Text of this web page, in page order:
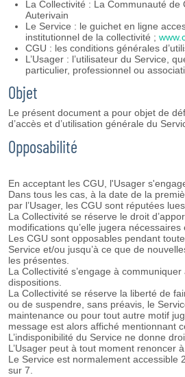
La Collectivité : La Communauté de
Auterivain
Le Service : le guichet en ligne
institutionnel de la collectivité ;
CGU : les conditions générales
L’Usager : l’utilisateur du Service,
particulier, professionnel ou
Objet
Le présent document a pour objet de
d’accès et d’utilisation générale du
Opposabilité
En acceptant les CGU, l'Usager
Dans tous les cas, à la date de la
par l’Usager, les CGU sont réputées
La Collectivité se réserve le droit
modifications qu’elle jugera nécessaires
Les CGU sont opposables pendant
Service et/ou jusqu’à ce que de
les présentes.
La Collectivité s’engage à communiquer
dispositions.
La Collectivité se réserve la liberté de
ou de suspendre, sans préavis, le
maintenance ou pour tout autre motif
message est alors affiché mentionnant
L’indisponibilité du Service ne donne
L’Usager peut à tout moment renoncer
Le Service est normalement accessible
sur 7.